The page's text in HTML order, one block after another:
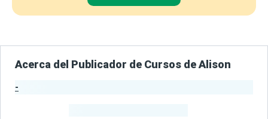
Acerca del Publicador de Cursos de Alison
-